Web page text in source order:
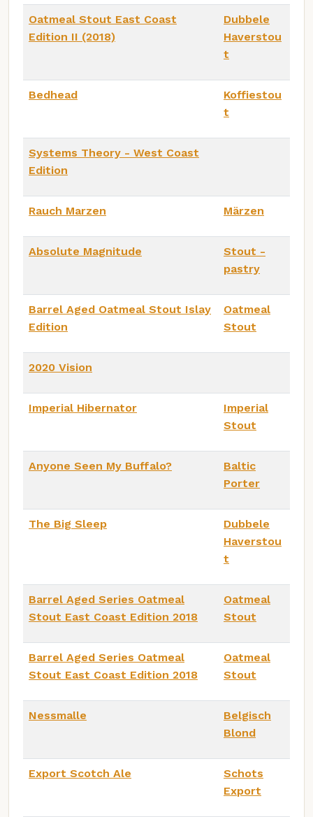
Oatmeal Stout East Coast
Edition II (2018)
Dubbele
Haverstou
t
Bedhead
Koffiestou
t
Systems Theory - West Coast
Edition
Rauch Marzen Märzen
Absolute Magnitude
Stout -
pastry
Barrel Aged Oatmeal Stout Islay
Edition
Oatmeal
Stout
2020 Vision
Imperial Hibernator
Imperial
Stout
Anyone Seen My Buffalo?
Baltic
Porter
The Big Sleep
Dubbele
Haverstou
t
Barrel Aged Series Oatmeal
Stout East Coast Edition 2018
Oatmeal
Stout
Barrel Aged Series Oatmeal
Stout East Coast Edition 2018
Oatmeal
Stout
Nessmalle
Belgisch
Blond
Export Scotch Ale
Schots
Export